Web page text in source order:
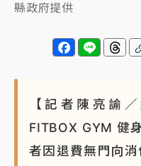
縣政府提供
【記者陳亮諭
FITBOX GYM 健
者因退費無門向